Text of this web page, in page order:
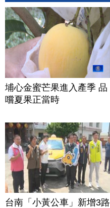
埔心金蜜芒果進入產季 品
嚐夏果正當時
台南「小黃公車」新增3路